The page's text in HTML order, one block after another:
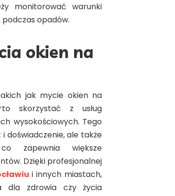
monitorować warunki
opadów.
okien na
jak mycie okien na
skorzystać z usług
wysokościowych. Tego
doświadczenie, ale także
zapewnia większe
Dzięki profesjonalnej
i innych miastach,
dla zdrowia czy życia